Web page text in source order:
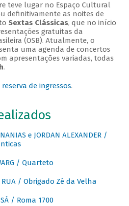
teve lugar no Espaço Cultural
definitivamente as noites de
Sextas Clássicas, que no início
gratuitas da
(OSB). Atualmente, o
uma agenda de concertos
apresentações variadas, todas
.
reserva de ingressos.
e JORDAN ALEXANDER /
/ Quarteto
RUA / Obrigado Zé da Velha
SÁ / Roma 1700